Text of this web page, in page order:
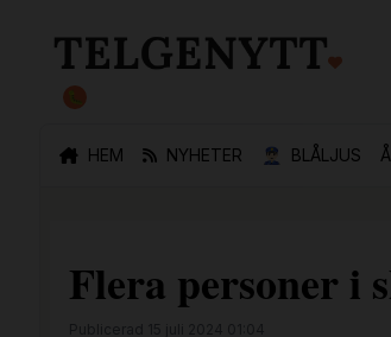
HEM NYHETER 👮🏻‍♂️ BLÅLJUS
Flera personer i